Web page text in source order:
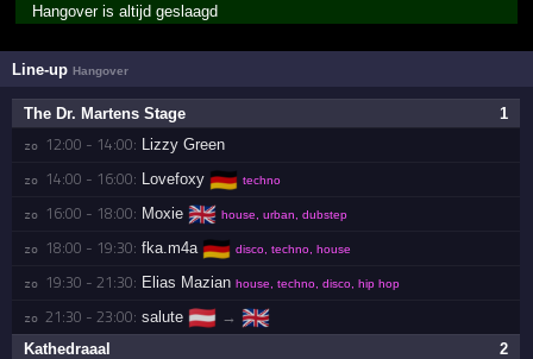
Hangover is altijd geslaagd
Line-upHangover
1
The Dr. Martens Stage
zo 12:00 - 14:00: Lizzy Green
zo 14:00 - 16:00: Lovefoxy 🇩🇪 techno
zo 16:00 - 18:00: Moxie 🇬🇧 house, urban, dubstep
zo 18:00 - 19:30: fka.m4a 🇩🇪 disco, techno, house
zo 19:30 - 21:30: Elias Mazian house, techno, disco, hip hop
zo 21:30 - 23:00: salute 🇦🇹 → 🇬🇧
2
Kathedraaal